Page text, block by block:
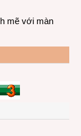
mẽ với màn